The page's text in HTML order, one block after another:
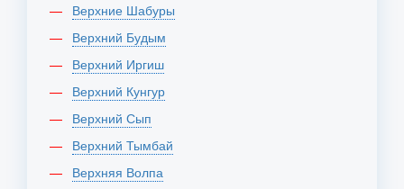
Верхние Шабуры
Верхний Будым
Верхний Иргиш
Верхний Кунгур
Верхний Сып
Верхний Тымбай
Верхняя Волпа